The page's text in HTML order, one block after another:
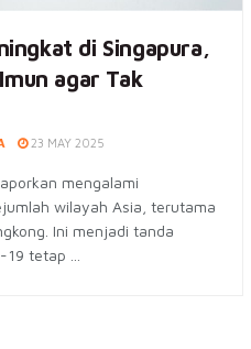
di Singapura,
agar Tak
23 MAY 2025
mengalami
wilayah Asia, terutama
Ini menjadi tanda
tetap ...